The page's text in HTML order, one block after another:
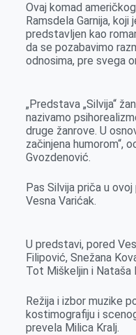
Ovaj komad
Ramsdela Garnija,
predstavljen kao
da se pozabavimo
odnosima, pre svega
„Predstava „Silvija“
nazivamo
druge žanrove. U
začinjena humorom“,
Gvozdenović.
Pas Silvija priča u
Vesna Varićak.
U predstavi, pored
Filipović, Snežana
Tot Miškeljin i Nataša
Režija i izbor muzike
kostimografiju i
prevela Milica Kralj.